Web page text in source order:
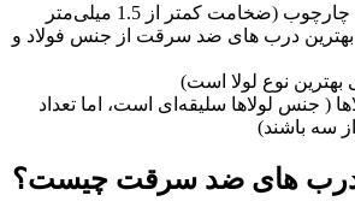
جنس و ضخامت چارچوب (ضخامت کمتر از 1.5 میلی‌متر
بهترین درب های ضد سرقت از جنس فولاد و
بهترین نوع لولا است)
( جنس لولاها سلیقه‌ای است، اما تعداد
از سه باشند)
درب های ضد سرقت چیست؟